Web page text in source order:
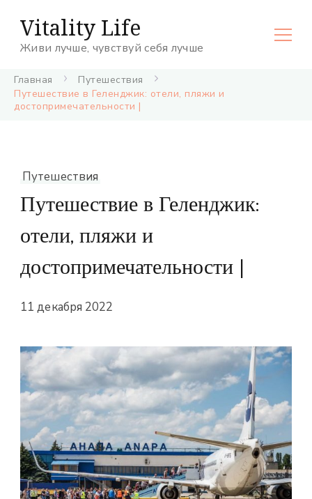
Vitality Life
Живи лучше, чувствуй себя лучше
Главная
Путешествия
Путешествие в Геленджик: отели, пляжи и
достопримечательности |
Путешествия
Путешествие в Геленджик:
отели, пляжи и
достопримечательности |
11 декабря 2022